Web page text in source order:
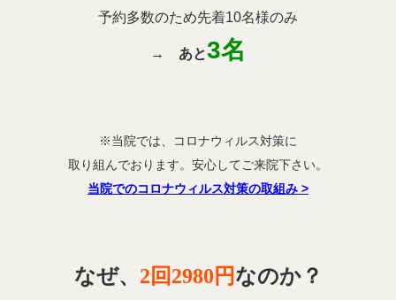
予約多数のため先着10名様のみ
→ あと3名
※当院では、コロナウィルス対策に
取り組んでおります。安心してご来院下さい。
当院でのコロナウィルス対策の取組み >
なぜ、 2回2980円なのか？